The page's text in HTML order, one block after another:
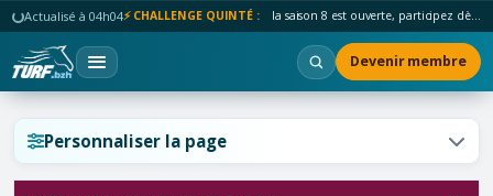
Actualisé à 04h04⚡ CHALLENGE QUINTÉ : la saison 8 est ouverte, participez dès maintenant !
Devenir membre
Personnaliser la page
Réinitialiser l'affichage ?